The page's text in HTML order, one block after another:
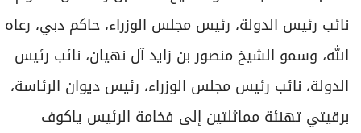
نائب رئيس الدولة، رئيس مجلس الوزراء، حاكم دبي، رعاه
الله، وسمو الشيخ منصور بن زايد آل نهيان، نائب رئيس
الدولة، نائب رئيس مجلس الوزراء، رئيس ديوان الرئاسة،
برقيتي تهنئة مماثلتين إلى فخامة الرئيس ياكوف